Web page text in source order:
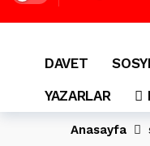
DAVET
YAZARLAR
Anasayfa